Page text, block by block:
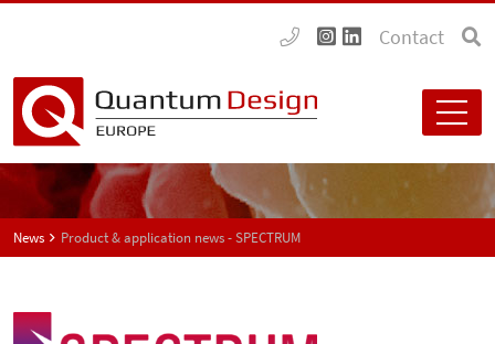
Contact
News Product & application news - SPECTRUM